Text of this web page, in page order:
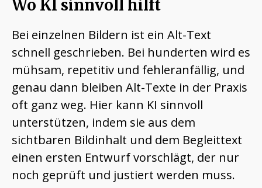
Wo KI sinnvoll hilft
Bei einzelnen Bildern ist ein Alt-Text
schnell geschrieben. Bei hunderten wird es
mühsam, repetitiv und fehleranfällig, und
genau dann bleiben Alt-Texte in der Praxis
oft ganz weg. Hier kann KI sinnvoll
unterstützen, indem sie aus dem
sichtbaren Bildinhalt und dem Begleittext
einen ersten Entwurf vorschlägt, der nur
noch geprüft und justiert werden muss.